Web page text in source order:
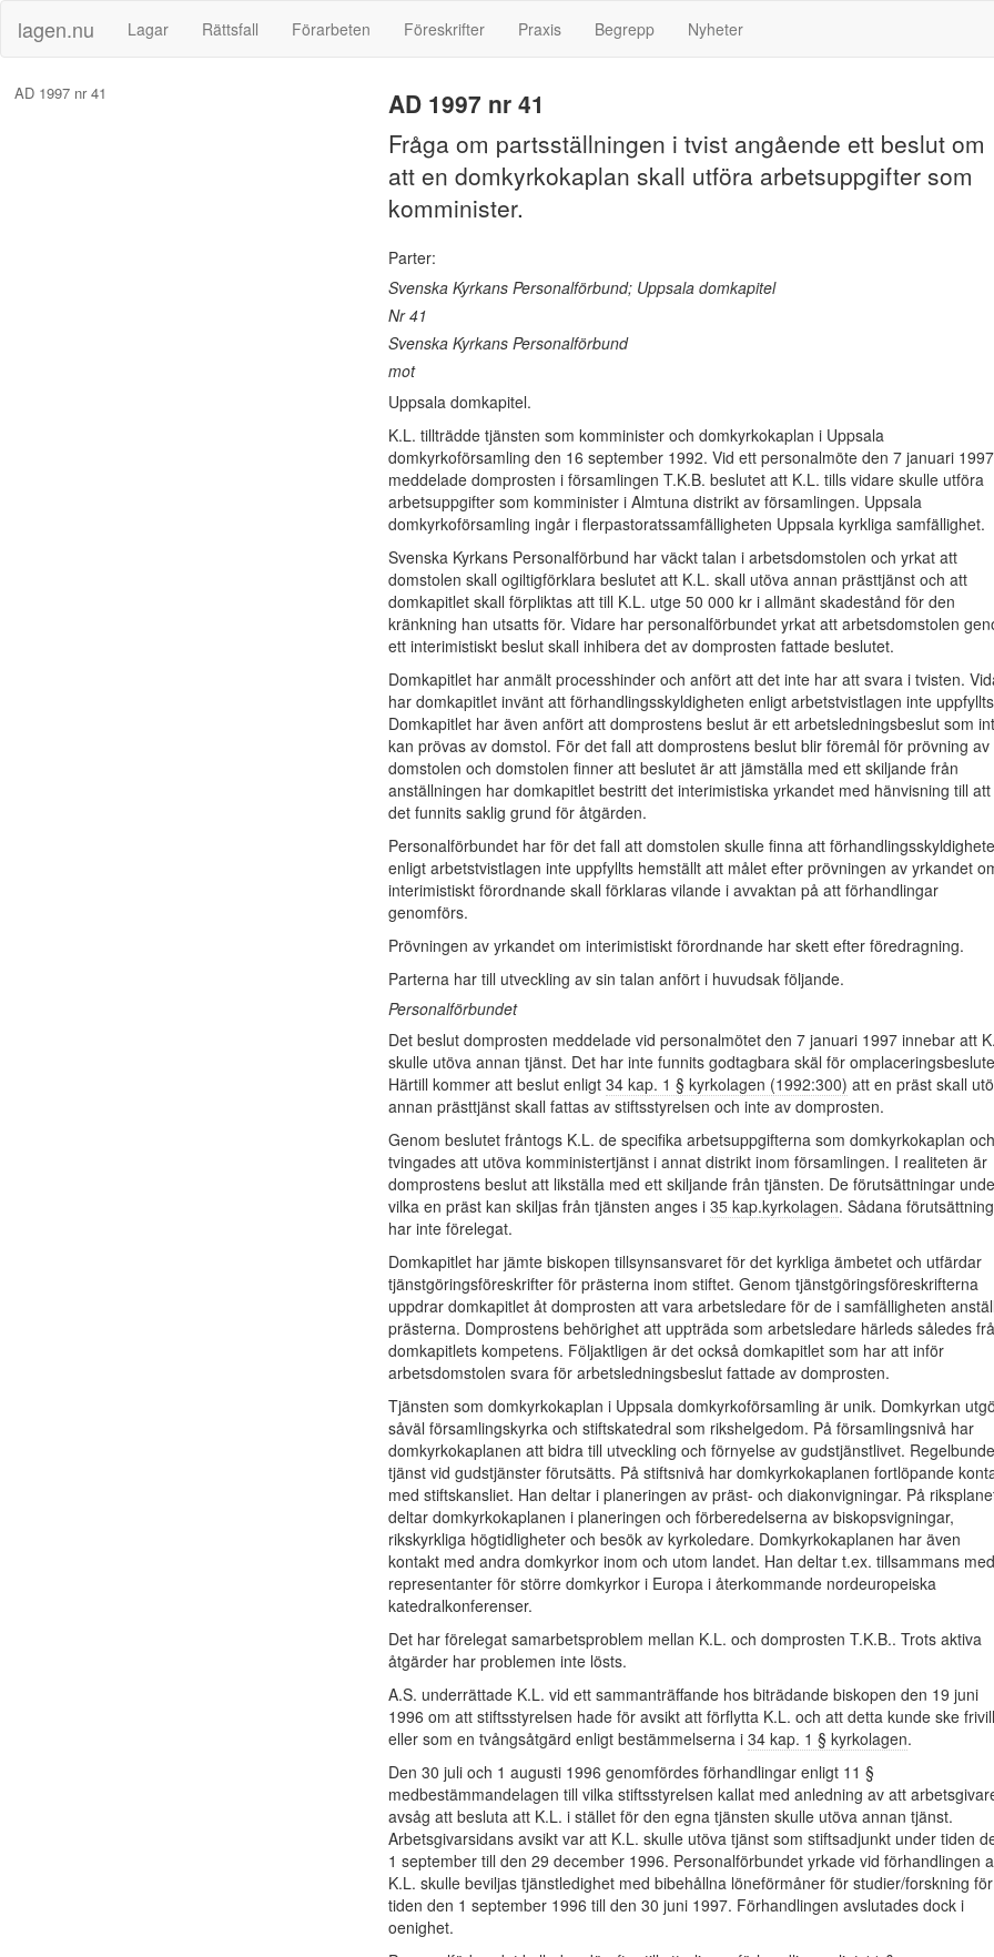
lagen.nu Lagar Rättsfall Förarbeten Föreskrifter Praxis Begrepp Nyheter
AD 1997 nr 41
AD 1997 nr 41
Fråga om partsställningen i tvist angående ett beslut om
att en domkyrkokaplan skall utföra arbetsuppgifter som
komminister.
Parter:
Svenska Kyrkans Personalförbund; Uppsala domkapitel
Nr 41
Svenska Kyrkans Personalförbund
mot
Uppsala domkapitel.
K.L. tillträdde tjänsten som komminister och domkyrkokaplan i Uppsala
domkyrkoförsamling den 16 september 1992. Vid ett personalmöte den 7 januari 1997
meddelade domprosten i församlingen T.K.B. beslutet att K.L. tills vidare skulle utföra
arbetsuppgifter som komminister i Almtuna distrikt av församlingen. Uppsala
domkyrkoförsamling ingår i flerpastoratssamfälligheten Uppsala kyrkliga samfällighet.
Svenska Kyrkans Personalförbund har väckt talan i arbetsdomstolen och yrkat att
domstolen skall ogiltigförklara beslutet att K.L. skall utöva annan prästtjänst och att
domkapitlet skall förpliktas att till K.L. utge 50 000 kr i allmänt skadestånd för den
kränkning han utsatts för. Vidare har personalförbundet yrkat att arbetsdomstolen
ett interimistiskt beslut skall inhibera det av domprosten fattade beslutet.
Domkapitlet har anmält processhinder och anfört att det inte har att svara i tvisten.
har domkapitlet invänt att förhandlingsskyldigheten enligt arbetstvistlagen inte
Domkapitlet har även anfört att domprostens beslut är ett arbetsledningsbeslut som
kan prövas av domstol. För det fall att domprostens beslut blir föremål för prövning av
domstolen och domstolen finner att beslutet är att jämställa med ett skiljande från
anställningen har domkapitlet bestritt det interimistiska yrkandet med hänvisning till att
det funnits saklig grund för åtgärden.
Personalförbundet har för det fall att domstolen skulle finna att
enligt arbetstvistlagen inte uppfyllts hemställt att målet efter prövningen av yrkandet
interimistiskt förordnande skall förklaras vilande i avvaktan på att förhandlingar
genomförs.
Prövningen av yrkandet om interimistiskt förordnande har skett efter föredragning.
Parterna har till utveckling av sin talan anfört i huvudsak följande.
Personalförbundet
Det beslut domprosten meddelade vid personalmötet den 7 januari 1997 innebar att
skulle utöva annan tjänst. Det har inte funnits godtagbara skäl för
Härtill kommer att beslut enligt 34 kap. 1 § kyrkolagen (1992:300) att en präst skall
annan prästtjänst skall fattas av stiftsstyrelsen och inte av domprosten.
Genom beslutet fråntogs K.L. de specifika arbetsuppgifterna som domkyrkokaplan och
tvingades att utöva komministertjänst i annat distrikt inom församlingen. I realiteten är
domprostens beslut att likställa med ett skiljande från tjänsten. De förutsättningar
vilka en präst kan skiljas från tjänsten anges i 35 kap.kyrkolagen. Sådana
har inte förelegat.
Domkapitlet har jämte biskopen tillsynsansvaret för det kyrkliga ämbetet och utfärdar
tjänstgöringsföreskrifter för prästerna inom stiftet. Genom tjänstgöringsföreskrifterna
uppdrar domkapitlet åt domprosten att vara arbetsledare för de i samfälligheten
prästerna. Domprostens behörighet att uppträda som arbetsledare härleds således
domkapitlets kompetens. Följaktligen är det också domkapitlet som har att inför
arbetsdomstolen svara för arbetsledningsbeslut fattade av domprosten.
Tjänsten som domkyrkokaplan i Uppsala domkyrkoförsamling är unik. Domkyrkan
såväl församlingskyrka och stiftskatedral som rikshelgedom. På församlingsnivå har
domkyrkokaplanen att bidra till utveckling och förnyelse av gudstjänstlivet.
tjänst vid gudstjänster förutsätts. På stiftsnivå har domkyrkokaplanen fortlöpande
med stiftskansliet. Han deltar i planeringen av präst- och diakonvigningar. På
deltar domkyrkokaplanen i planeringen och förberedelserna av biskopsvigningar,
rikskyrkliga högtidligheter och besök av kyrkoledare. Domkyrkokaplanen har även
kontakt med andra domkyrkor inom och utom landet. Han deltar t.ex. tillsammans med
representanter för större domkyrkor i Europa i återkommande nordeuropeiska
katedralkonferenser.
Det har förelegat samarbetsproblem mellan K.L. och domprosten T.K.B.. Trots aktiva
åtgärder har problemen inte lösts.
A.S. underrättade K.L. vid ett sammanträffande hos biträdande biskopen den 19 juni
1996 om att stiftsstyrelsen hade för avsikt att förflytta K.L. och att detta kunde ske
eller som en tvångsåtgärd enligt bestämmelserna i 34 kap. 1 § kyrkolagen.
Den 30 juli och 1 augusti 1996 genomfördes förhandlingar enligt 11 §
medbestämmandelagen till vilka stiftsstyrelsen kallat med anledning av att
avsåg att besluta att K.L. i stället för den egna tjänsten skulle utöva annan tjänst.
Arbetsgivarsidans avsikt var att K.L. skulle utöva tjänst som stiftsadjunkt under tiden
1 september till den 29 december 1996. Personalförbundet yrkade vid förhandlingen
K.L. skulle beviljas tjänstledighet med bibehållna löneförmåner för studier/forskning för
tiden den 1 september 1996 till den 30 juni 1997. Förhandlingen avslutades dock i
oenighet.